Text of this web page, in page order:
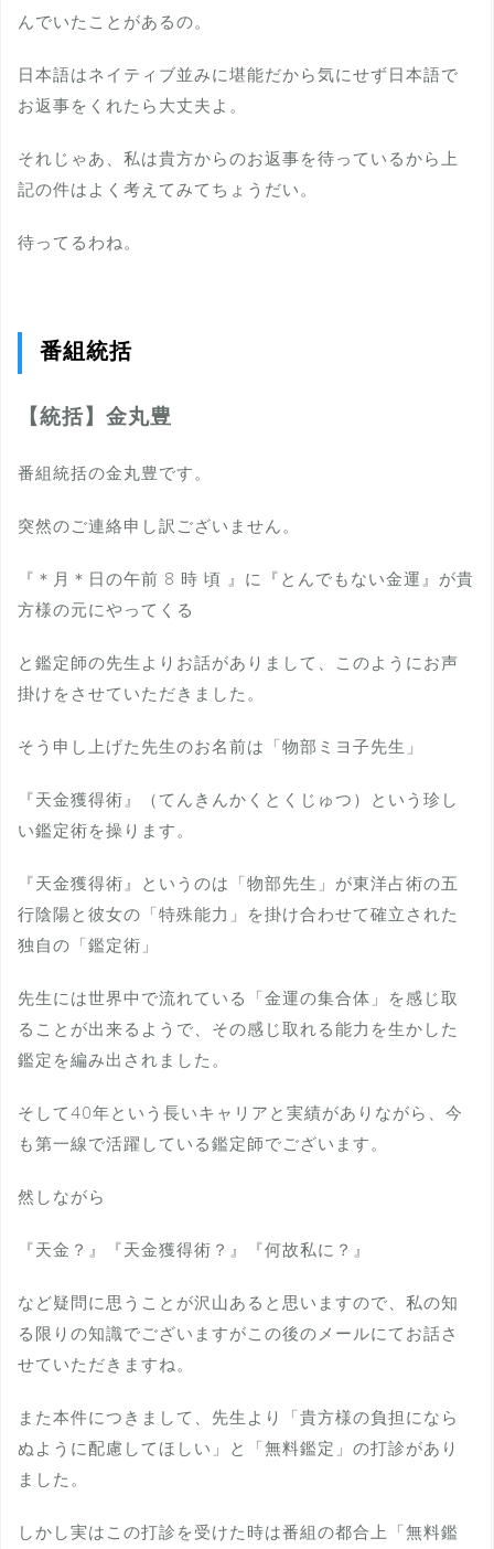
んでいたことがあるの。
日本語はネイティブ並みに堪能だから気にせず日本語で
お返事をくれたら大丈夫よ。
それじゃあ、私は貴方からのお返事を待っているから上
記の件はよく考えてみてちょうだい。
待ってるわね。
番組統括
【統括】金丸豊
番組統括の金丸豊です。
突然のご連絡申し訳ございません。
『＊月＊日の午前 8 時 頃 』に『とんでもない金運』が貴
方様の元にやってくる
と鑑定師の先生よりお話がありまして、このようにお声
掛けをさせていただきました。
そう申し上げた先生のお名前は「物部ミヨ子先生」
『天金獲得術』（てんきんかくとくじゅつ）という珍し
い鑑定術を操ります。
『天金獲得術』というのは「物部先生」が東洋占術の五
行陰陽と彼女の「特殊能力」を掛け合わせて確立された
独自の「鑑定術」
先生には世界中で流れている「金運の集合体」を感じ取
ることが出来るようで、その感じ取れる能力を生かした
鑑定を編み出されました。
そして40年という長いキャリアと実績がありながら、今
も第一線で活躍している鑑定師でございます。
然しながら
『天金？』『天金獲得術？』『何故私に？』
など疑問に思うことが沢山あると思いますので、私の知
る限りの知識でございますがこの後のメールにてお話さ
せていただきますね。
また本件につきまして、先生より「貴方様の負担になら
ぬように配慮してほしい」と「無料鑑定」の打診があり
ました。
しかし実はこの打診を受けた時は番組の都合上「無料鑑